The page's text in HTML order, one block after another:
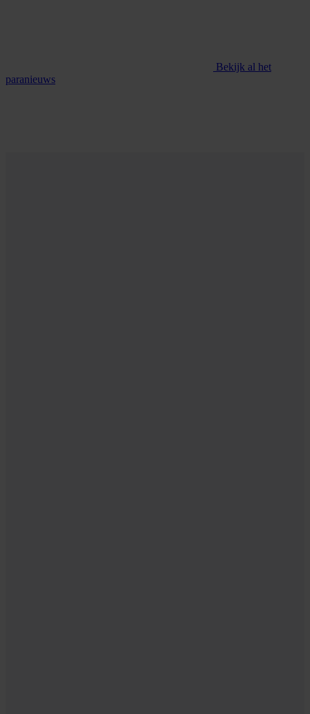
Bekijk al het
paranieuws